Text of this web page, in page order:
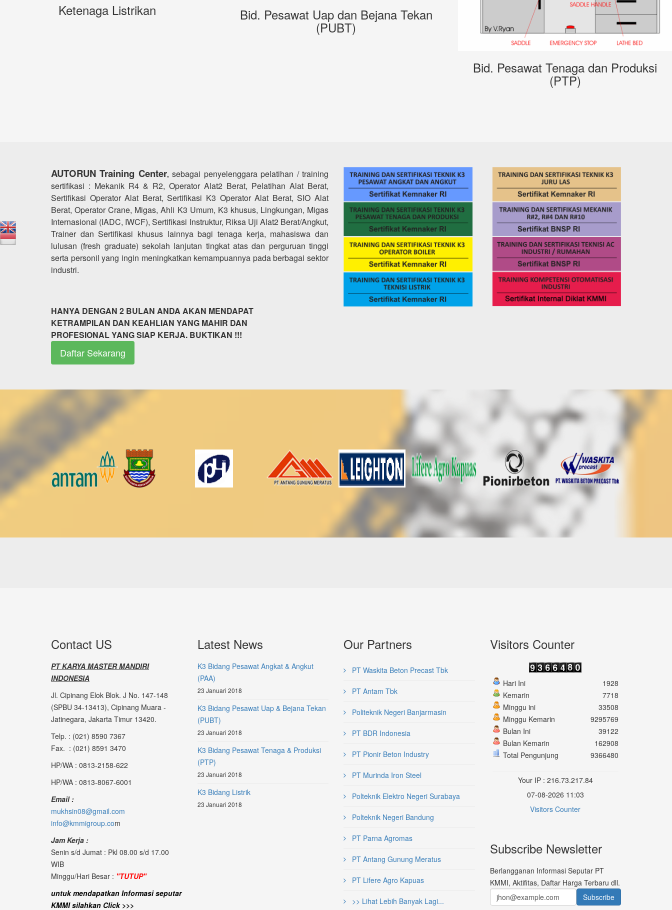
Ketenaga Listrikan Bid. Pesawat Uap dan Bejana Tekan
(PUBT)
Bid. Pesawat Tenaga dan Produksi
(PTP)
AUTORUN Training Center, sebagai penyelenggara pelatihan / training
sertifikasi : Mekanik R4 & R2, Operator Alat2 Berat, Pelatihan Alat Berat,
Sertifikasi Operator Alat Berat, Sertifikasi K3 Operator Alat Berat, SIO Alat
Berat, Operator Crane, Migas, Ahli K3 Umum, K3 khusus, Lingkungan, Migas
Internasional (IADC, IWCF), Sertifikasi Instruktur, Riksa Uji Alat2 Berat/Angkut,
Trainer dan Sertifikasi khusus lainnya bagi tenaga kerja, mahasiswa dan
lulusan (fresh graduate) sekolah lanjutan tingkat atas dan perguruan tinggi
serta personil yang ingin meningkatkan kemampuannya pada berbagai sektor
industri.
HANYA DENGAN 2 BULAN ANDA AKAN MENDAPAT
KETRAMPILAN DAN KEAHLIAN YANG MAHIR DAN
PROFESIONAL YANG SIAP KERJA. BUKTIKAN !!!
Daftar Sekarang
Contact US
PT KARYA MASTER MANDIRI
INDONESIA
Jl. Cipinang Elok Blok. J No. 147-148
(SPBU 34-13413), Cipinang Muara -
Jatinegara, Jakarta Timur 13420.
Telp. : (021) 8590 7367
Fax. : (021) 8591 3470
HP/WA : 0813-2158-622
HP/WA : 0813-8067-6001
Email :
mukhsin08@gmail.com
info@kmmigroup.com
Jam Kerja :
Senin s/d Jumat : Pkl 08.00 s/d 17.00
WIB
Minggu/Hari Besar : "TUTUP"
untuk mendapatkan Informasi seputar
KMMI silahkan Click >>>
Latest News
K3 Bidang Pesawat Angkat & Angkut
(PAA)
23 Januari 2018
K3 Bidang Pesawat Uap & Bejana Tekan
(PUBT)
23 Januari 2018
K3 Bidang Pesawat Tenaga & Produksi
(PTP)
23 Januari 2018
K3 Bidang Listrik
23 Januari 2018
Our Partners
PT Waskita Beton Precast Tbk
PT Antam Tbk
Politeknik Negeri Banjarmasin
PT BDR Indonesia
PT Pionir Beton Industry
PT Murinda Iron Steel
Polteknik Elektro Negeri Surabaya
Polteknik Negeri Bandung
PT Parna Agromas
PT Antang Gunung Meratus
PT Lifere Agro Kapuas
>> Lihat Lebih Banyak Lagi...
Visitors Counter
Hari Ini
Kemarin
Minggu ini
Minggu Kemarin
Bulan Ini
Bulan Kemarin
Total Pengunjung
1928
7718
33508
9295769
39122
162908
9366480
Your IP : 216.73.217.84
07-08-2026 11:03
Visitors Counter
Subscribe Newsletter
Berlangganan Informasi Seputar PT
KMMI, Aktifitas, Daftar Harga Terbaru dll.